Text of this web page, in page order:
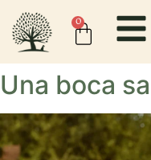
contenido
0
Una boca